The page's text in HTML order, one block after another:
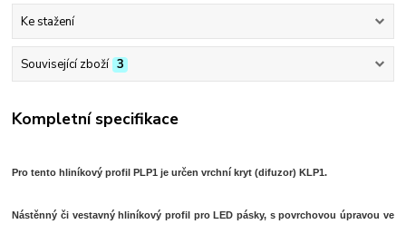
Ke stažení
Související zboží 3
Kompletní specifikace
Pro tento hliníkový profil PLP1 je určen vrchní kryt (difuzor) KLP1.
Nástěnný či vestavný hliníkový profil pro LED pásky, s povrchovou úpravou ve